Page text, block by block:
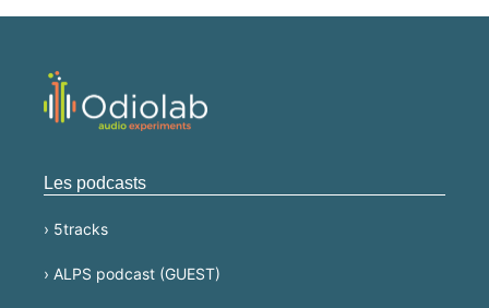
Les podcasts
› 5tracks
› ALPS podcast (GUEST)